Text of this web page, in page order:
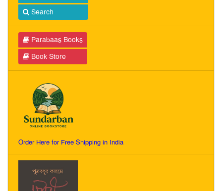
Search
Parabaas Books
Book Store
Order Here for Free Shipping in India